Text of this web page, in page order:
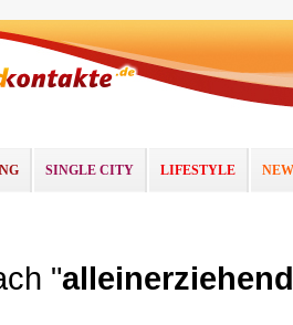
SINGLE CITY LIFESTYLE
"alleinerziehend